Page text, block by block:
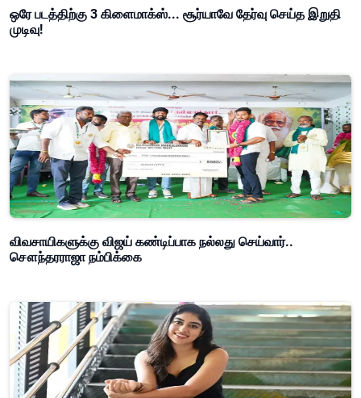
ஒரே படத்திற்கு 3 கிளைமாக்ஸ்... சூர்யாவே தேர்வு செய்த இறுதி
முடிவு!
விவசாயிகளுக்கு விஜய் கண்டிப்பாக நல்லது செய்வார்..
சௌந்தரராஜா நம்பிக்கை